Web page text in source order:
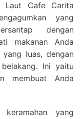
Laut Cafe Carita
yang
dengan
makanan Anda
luas, dengan
Ini yaitu
membuat Anda
yang